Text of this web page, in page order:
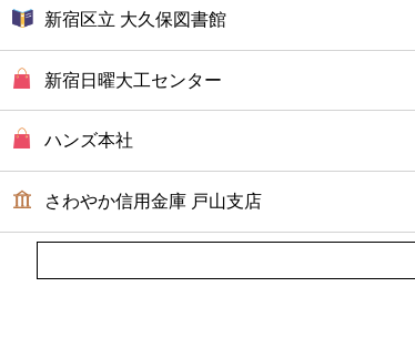
新宿区立 大久保図書館
新宿日曜大工センター
ハンズ本社
さわやか信用金庫 戸山支店